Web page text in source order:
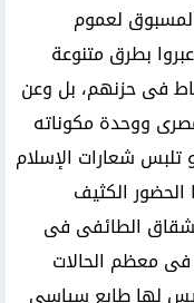
لعموم
بطرق متنوعة
فى حزنهم، بل وعن
ووحدة مكوناته
تلبس شعارات الإسلام
الكثيف
الطائفى فى
فى معظم الحالات
لها طابع سياسى